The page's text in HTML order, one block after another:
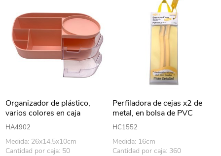
Organizador de plástico,
varios colores en caja
HA4902
Medida: 26x14.5x10cm
Cantidad por caja: 50
Perfiladora de cejas x2 de
metal, en bolsa de PVC
HC1552
Medida: 16cm
Cantidad por caja: 360